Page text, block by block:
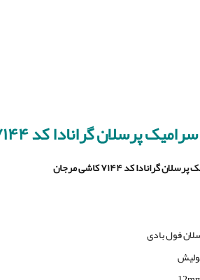
سرامیک پرسلان گرانادا کد ۷۱۴۴ کاشی مرجان Granada
گرانادا کد ۷۱۴۴ کاشی مرجان
فول بادی